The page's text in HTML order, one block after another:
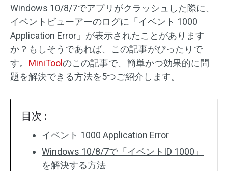
Windows 10/8/7でアプリがクラッシュした際に、
イベントビューアーのログに「イベント 1000
Application Error」が表示されたことがあります
か？もしそうであれば、この記事がぴったりで
す。 MiniToolのこの記事で、簡単かつ効果的に問
題を解決できる方法を5つご紹介します。
目次 :
イベント 1000 Application Error
Windows 10/8/7で「イベントID 1000」
を解決する方法